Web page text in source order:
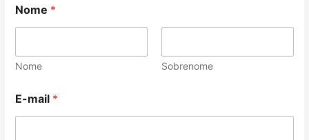
Nome *
Nome Sobrenome
E-mail *